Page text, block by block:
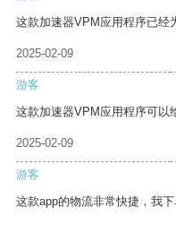
这款加速器VPM应用程序已经
2025-02-09
游客
这款加速器VPM应用程序可以
2025-02-09
游客
这款app的物流非常快捷，我下